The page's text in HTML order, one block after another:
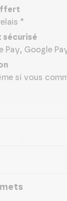
*
sécurisé
Pay, Google
si vous